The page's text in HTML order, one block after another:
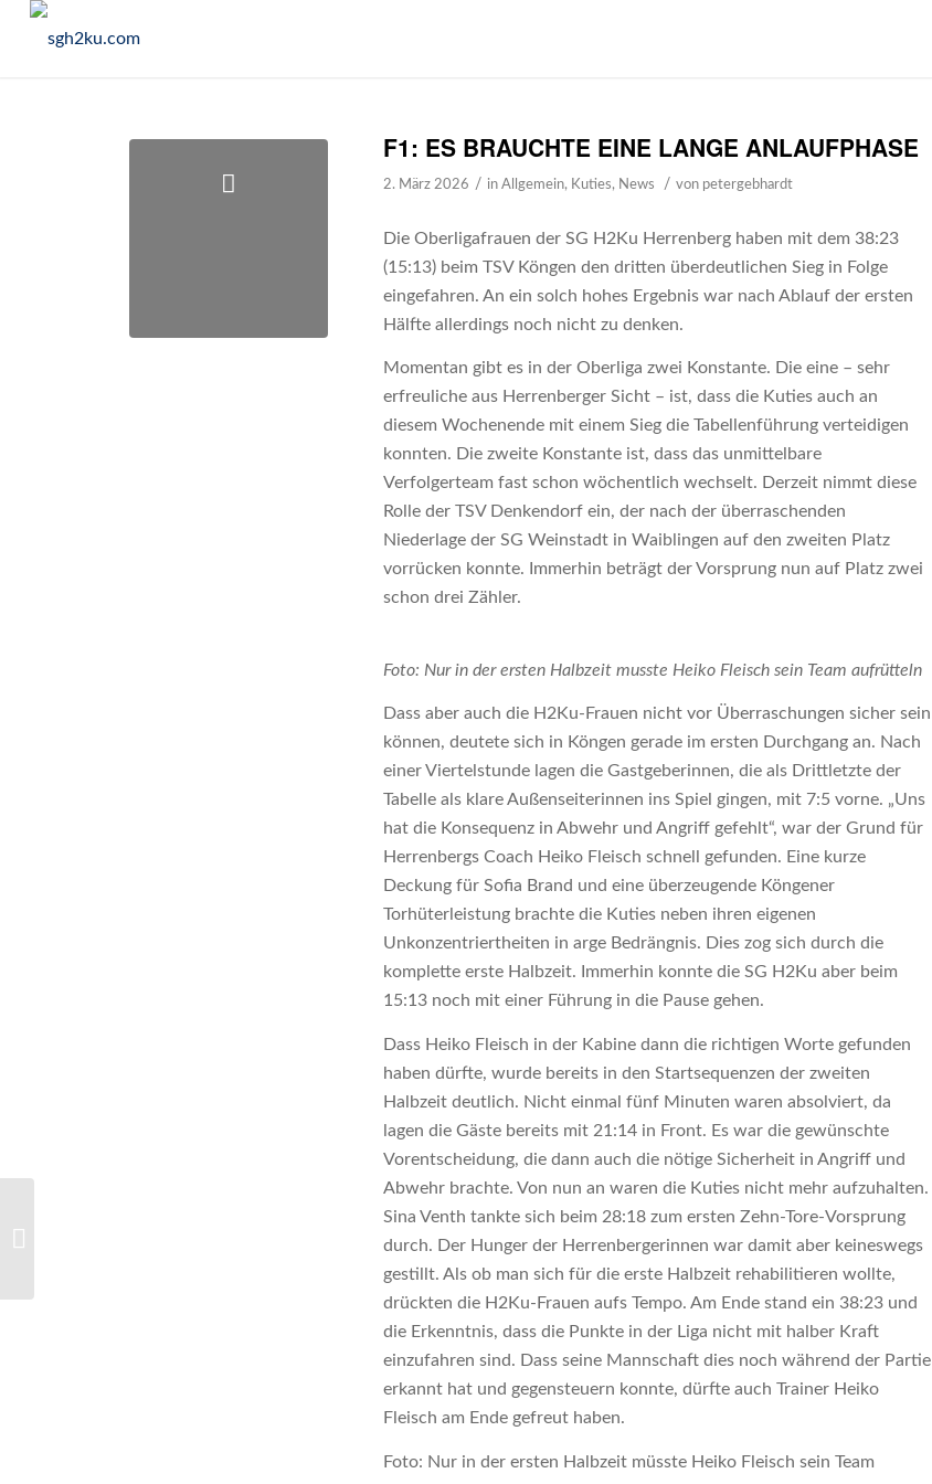
F1: ES BRAUCHTE EINE LANGE ANLAUFPHASE
2. März 2026 / inAllgemein, Kuties, News / von petergebhardt
Die Oberligafrauen der SG H2Ku Herrenberg haben mit dem 38:23
(15:13) beim TSV Köngen den dritten überdeutlichen Sieg in Folge
eingefahren. An ein solch hohes Ergebnis war nach Ablauf der ersten
Hälfte allerdings noch nicht zu denken.
Momentan gibt es in der Oberliga zwei Konstante. Die eine – sehr
erfreuliche aus Herrenberger Sicht – ist, dass die Kuties auch an
diesem Wochenende mit einem Sieg die Tabellenführung verteidigen
konnten. Die zweite Konstante ist, dass das unmittelbare
Verfolgerteam fast schon wöchentlich wechselt. Derzeit nimmt diese
Rolle der TSV Denkendorf ein, der nach der überraschenden
Niederlage der SG Weinstadt in Waiblingen auf den zweiten Platz
vorrücken konnte. Immerhin beträgt der Vorsprung nun auf Platz zwei
schon drei Zähler.
Foto: Nur in der ersten Halbzeit musste Heiko Fleisch sein Team aufrütteln
Dass aber auch die H2Ku-Frauen nicht vor Überraschungen sicher sein
können, deutete sich in Köngen gerade im ersten Durchgang an. Nach
einer Viertelstunde lagen die Gastgeberinnen, die als Drittletzte der
Tabelle als klare Außenseiterinnen ins Spiel gingen, mit 7:5 vorne. „Uns
hat die Konsequenz in Abwehr und Angriff gefehlt“, war der Grund für
Herrenbergs Coach Heiko Fleisch schnell gefunden. Eine kurze
Deckung für Sofia Brand und eine überzeugende Köngener
Torhüterleistung brachte die Kuties neben ihren eigenen
Unkonzentriertheiten in arge Bedrängnis. Dies zog sich durch die
komplette erste Halbzeit. Immerhin konnte die SG H2Ku aber beim
15:13 noch mit einer Führung in die Pause gehen.
Dass Heiko Fleisch in der Kabine dann die richtigen Worte gefunden
haben dürfte, wurde bereits in den Startsequenzen der zweiten
Halbzeit deutlich. Nicht einmal fünf Minuten waren absolviert, da
lagen die Gäste bereits mit 21:14 in Front. Es war die gewünschte
Vorentscheidung, die dann auch die nötige Sicherheit in Angriff und
Abwehr brachte. Von nun an waren die Kuties nicht mehr aufzuhalten.
Sina Venth tankte sich beim 28:18 zum ersten Zehn-Tore-Vorsprung
durch. Der Hunger der Herrenbergerinnen war damit aber keineswegs
gestillt. Als ob man sich für die erste Halbzeit rehabilitieren wollte,
drückten die H2Ku-Frauen aufs Tempo. Am Ende stand ein 38:23 und
die Erkenntnis, dass die Punkte in der Liga nicht mit halber Kraft
einzufahren sind. Dass seine Mannschaft dies noch während der Partie
erkannt hat und gegensteuern konnte, dürfte auch Trainer Heiko
Fleisch am Ende gefreut haben.
Foto: Nur in der ersten Halbzeit müsste Heiko Fleisch sein Team